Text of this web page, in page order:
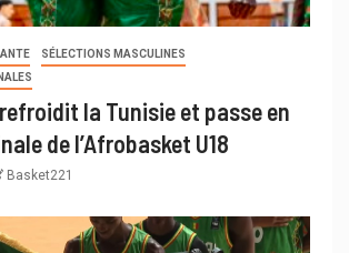
SÉLECTIONS MASCULINES
la Tunisie et passe en
de l’Afrobasket U18
Basket221